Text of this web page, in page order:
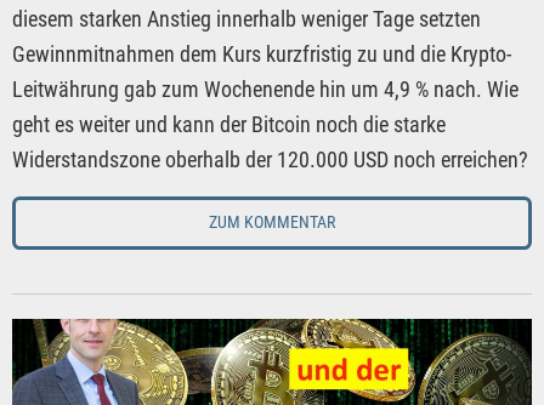
diesem starken Anstieg innerhalb weniger Tage setzten
Gewinnmitnahmen dem Kurs kurzfristig zu und die Krypto-
Leitwährung gab zum Wochenende hin um 4,9 % nach. Wie
geht es weiter und kann der Bitcoin noch die starke
Widerstandszone oberhalb der 120.000 USD noch erreichen?
ZUM KOMMENTAR